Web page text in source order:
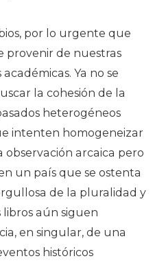
por lo urgente que
provenir de nuestras
Ya no se
la cohesión de la
heterogéneos
intenten homogeneizar
observación arcaica pero
un país que se ostenta
de la pluralidad y
aún siguen
en singular, de una
históricos